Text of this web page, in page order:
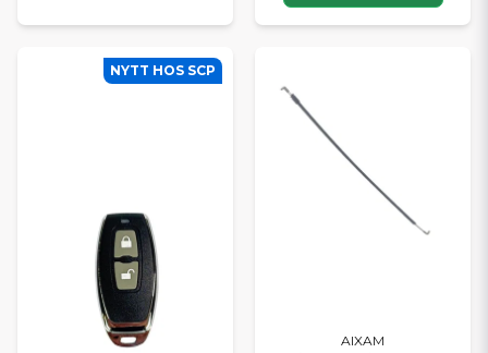
NYTT HOS SCP
AIXAM